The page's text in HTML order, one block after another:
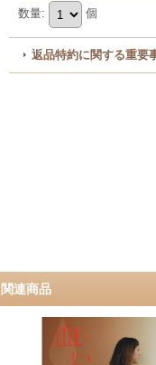
数量: 個
返品特約に関する重要
関連商品